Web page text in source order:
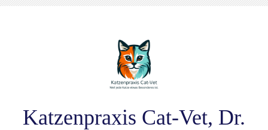
Katzenpraxis Cat-Vet, Dr.